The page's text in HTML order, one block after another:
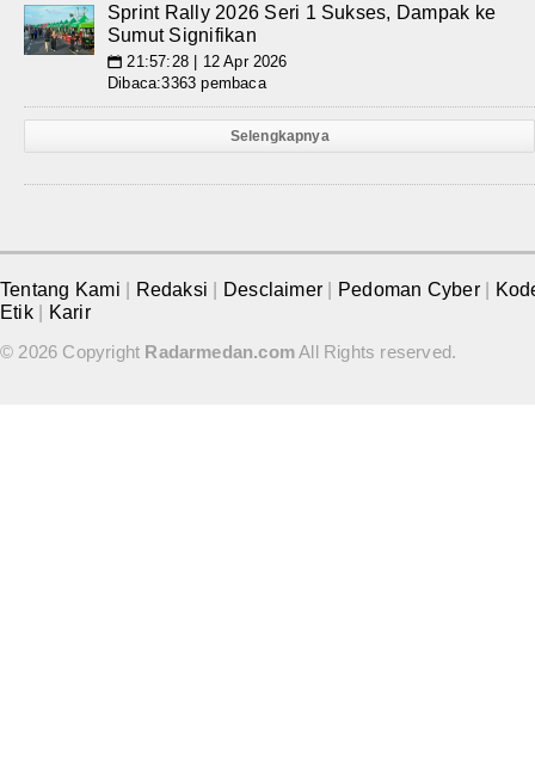
Sprint Rally 2026 Seri 1 Sukses, Dampak ke
Sumut Signifikan
📅 21:57:28 | 12 Apr 2026
Dibaca:3363 pembaca
Selengkapnya
Tentang Kami Redaksi Desclaimer Pedoman Cyber
Etik
Karir
© 2026 Copyright Radarmedan.comAll Rights reserved.